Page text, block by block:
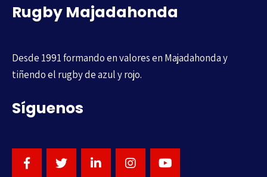
Rugby Majadahonda
Desde 1991 formando en valores en Majadahonda y
tiñendo el rugby de azul y rojo.
Síguenos